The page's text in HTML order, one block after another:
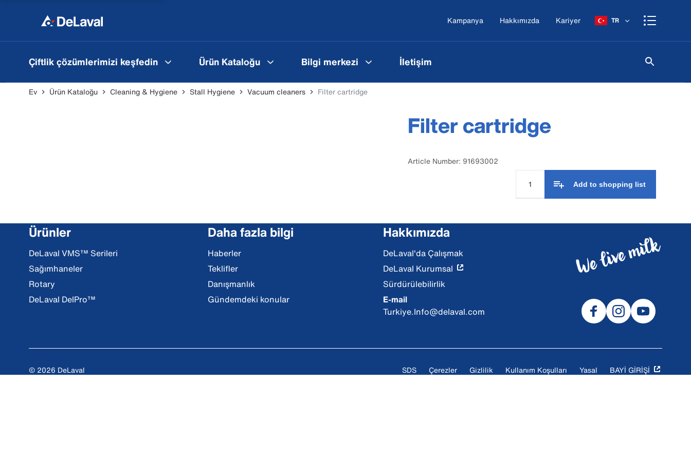
Kampanya Hakkımızda Kariyer TR
Çiftlik çözümlerimizi keşfedin Ürün Kataloğu Bilgi merkezi İletişim
Ev Ürün Kataloğu Cleaning & Hygiene Stall Hygiene Vacuum cleaners Filter cartridge
Filter cartridge
Article Number: 91693002
Add to shopping list
Ürünler
DeLaval VMS™ Serileri
Sağımhaneler
Rotary
DeLaval DelPro™
Daha fazla bilgi
Haberler
Teklifler
Danışmanlık
Gündemdeki konular
Hakkımızda
DeLaval'da Çalışmak
DeLaval Kurumsal
Sürdürülebilirlik
E-mail
Turkiye.Info@delaval.com
© 2026 DeLaval SDS Çerezler Gizlilik Kullanım Koşulları Yasal BAYİ GİRİŞİ